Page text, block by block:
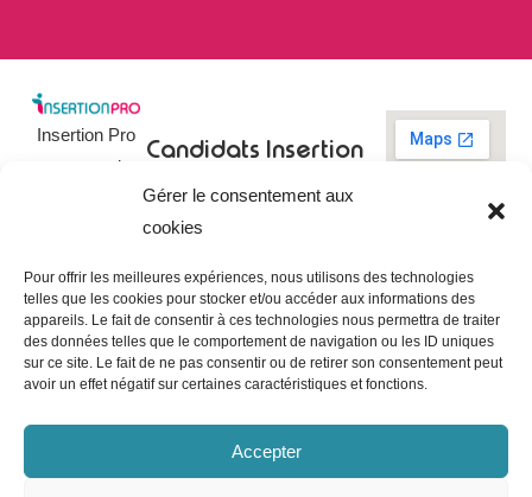
Gérer le consentement aux
cookies
Pour offrir les meilleures expériences, nous utilisons des technologies
telles que les cookies pour stocker et/ou accéder aux informations des
appareils. Le fait de consentir à ces technologies nous permettra de traiter
des données telles que le comportement de navigation ou les ID uniques
sur ce site. Le fait de ne pas consentir ou de retirer son consentement peut
avoir un effet négatif sur certaines caractéristiques et fonctions.
Accepter
Insertion Pro
est une action
pour
l’Insertion
Professionnelle ,
dédiée à
l’insertion et
Candidats
emploi
Tableau de
bord du
candidat
Entreprises
Poster une
entreprises
Insertion
09 73 03 78
Contact
CGU
Mentions
légales
confidentialité
Politique de